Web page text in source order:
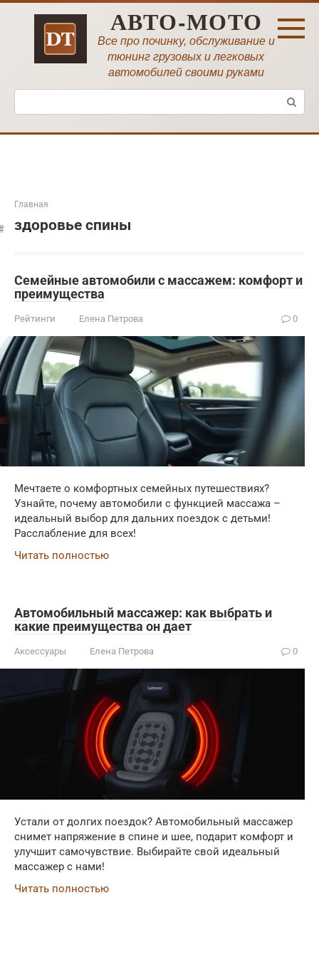
Перейти
АВТО-МОТО
Все про починку, обслуживание и
тюнинг грузовых и легковых
автомобилей своими руками
Поиск:
Главная
здоровье спины
Семейные автомобили с массажем: комфорт и
преимущества
Рейтинги Елена Петрова 0
Мечтаете о комфортных семейных путешествиях?
Узнайте, почему автомобили с функцией массажа –
идеальный выбор для дальних поездок с детьми!
Расслабление для всех!
Читать полностью
Автомобильный массажер: как выбрать и
какие преимущества он дает
Аксессуары Елена Петрова 0
Устали от долгих поездок? Автомобильный массажер
снимет напряжение в спине и шее, подарит комфорт и
улучшит самочувствие. Выбирайте свой идеальный
массажер с нами!
Читать полностью